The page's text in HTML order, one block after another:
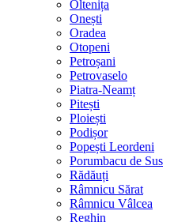
Oltenița
Onești
Oradea
Otopeni
Petroșani
Petrovaselo
Piatra-Neamț
Pitești
Ploiești
Podișor
Popești Leordeni
Porumbacu de Sus
Rădăuți
Râmnicu Sărat
Râmnicu Vâlcea
Reghin